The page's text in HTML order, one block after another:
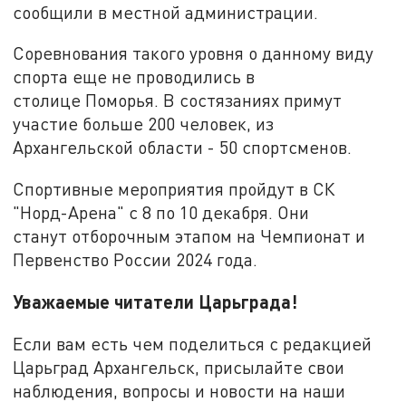
сообщили в местной администрации.
Соревнования такого уровня о данному виду
спорта еще не проводились в
столице Поморья. В состязаниях примут
участие больше 200 человек, из
Архангельской области - 50 спортсменов.
Спортивные мероприятия пройдут в СК
"Норд-Арена" с 8 по 10 декабря. Они
станут отборочным этапом на Чемпионат и
Первенство России 2024 года.
Уважаемые читатели Царьграда!
Если вам есть чем поделиться с редакцией
Царьград Архангельск, присылайте свои
наблюдения, вопросы и новости на наши